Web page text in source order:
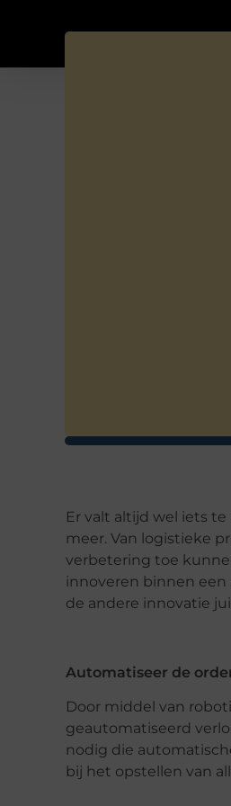
Er valt altijd wel iets
meer. Van logistieke
verbetering toe
innoveren binnen een
de andere innovatie
Automatiseer de
Door middel van
geautomatiseerd
nodig die
bij het opstellen van